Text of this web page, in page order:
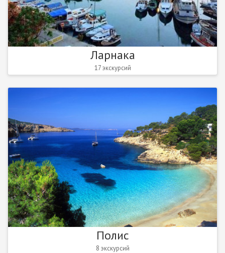
Ларнака
17 экскурсий
Полис
8 экскурсий